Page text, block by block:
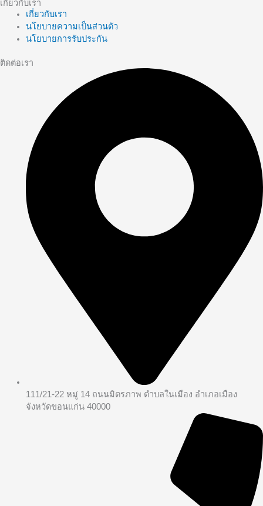
เกี่ยวกับเรา
เกี่ยวกับเรา
นโยบายความเป็นส่วนตัว
นโยบายการรับประกัน
ติดต่อเรา
111/21-22 หมู่ 14 ถนนมิตรภาพ ตำบลในเมือง อำเภอเมือง
จังหวัดขอนแก่น 40000